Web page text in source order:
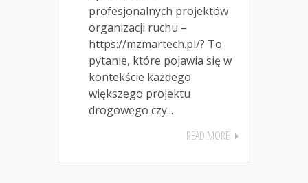
profesjonalnych projektów
organizacji ruchu –
https://mzmartech.pl/? To
pytanie, które pojawia się w
kontekście każdego
większego projektu
drogowego czy...
READ MORE